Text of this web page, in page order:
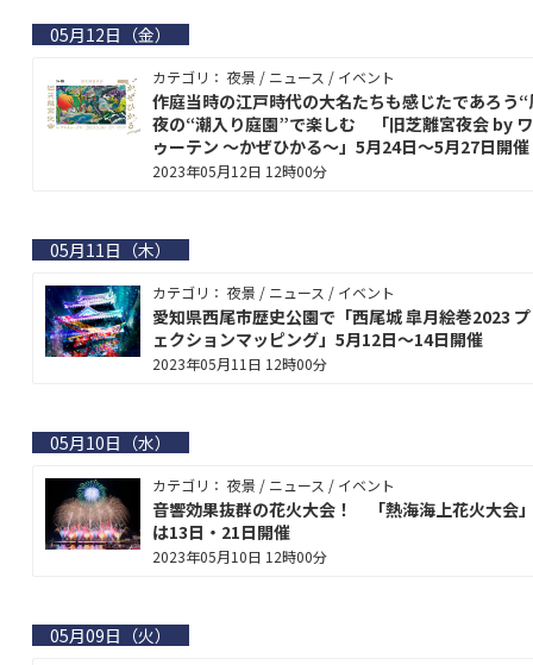
05月12日（金）
カテゴリ： 夜景 / ニュース / イベント
作庭当時の江戸時代の大名たちも感じたであろう
夜の“潮入り庭園”で楽しむ 「旧芝離宮夜会 by
ゥーテン 〜かぜひかる〜」5月24日～5月27日開催
2023年05月12日 12時00分
05月11日（木）
カテゴリ： 夜景 / ニュース / イベント
愛知県西尾市歴史公園で「西尾城 皐月絵巻2023
ェクションマッピング」5月12日〜14日開催
2023年05月11日 12時00分
05月10日（水）
カテゴリ： 夜景 / ニュース / イベント
音響効果抜群の花火大会！ 「熱海海上花火大会
は13日・21日開催
2023年05月10日 12時00分
05月09日（火）